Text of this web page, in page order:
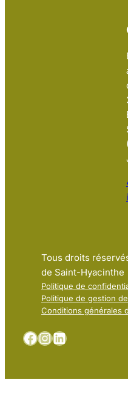
Tous droits
de Saint-Hyacinthe
Politique de
Politique de gestion
Conditions générales
Facebook
Instagram
LinkedIn